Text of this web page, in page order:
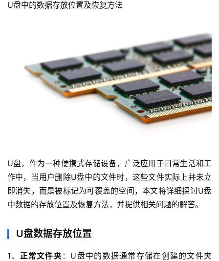
U盘中的数据存放位置及恢复方法
U盘，作为一种便携式存储设备，广泛应用于日常生活和工
作中，当用户删除U盘中的文件时，这些文件实际上并未立
即消失，而是被标记为可覆盖的空间，本文将详细探讨U盘
中数据的存放位置及恢复方法，并提供相关问题的解答。
U盘数据存放位置
1、 正常文件夹 ：U盘中的数据通常存储在创建的文件夹